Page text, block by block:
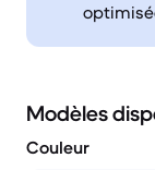
Modèles
Couleur